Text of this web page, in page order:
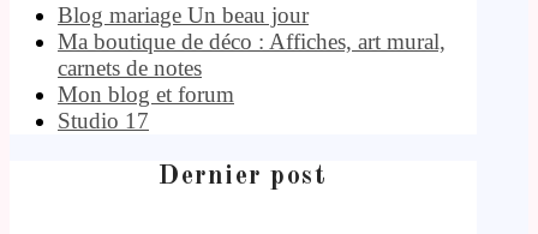
Blog mariage Un beau jour
Ma boutique de déco : Affiches, art mural,
carnets de notes
Mon blog et forum
Studio 17
Dernier post